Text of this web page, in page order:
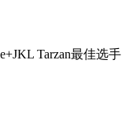
Tarzan最佳选手